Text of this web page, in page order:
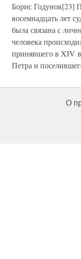
Борис Годунов[23]
восемнадцать лет
была связана с
человека
принявшего в XIV
Петра и
О